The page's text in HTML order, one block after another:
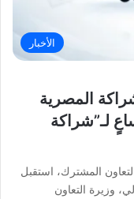
الأخبار
المصرية
لـ”شراكة
المشترك، استقبل
وزيرة التعاون